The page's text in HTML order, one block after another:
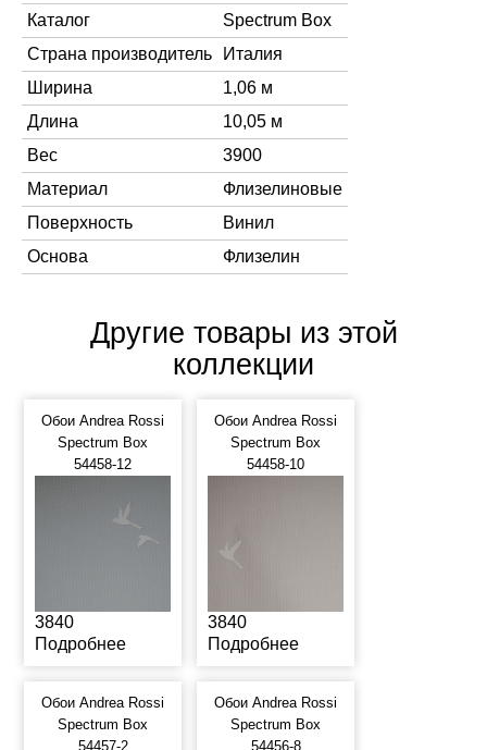
Каталог
Spectrum Box
Страна производитель
Италия
Ширина
1,06 м
Длина
10,05 м
Вес
3900
Материал
Флизелиновые
Поверхность
Винил
Основа
Флизелин
Другие товары из этой
коллекции
Обои Andrea Rossi
Spectrum Box
54458-12
3840
Подробнее
Обои Andrea Rossi
Spectrum Box
54458-10
3840
Подробнее
Обои Andrea Rossi
Spectrum Box
54457-2
Обои Andrea Rossi
Spectrum Box
54456-8